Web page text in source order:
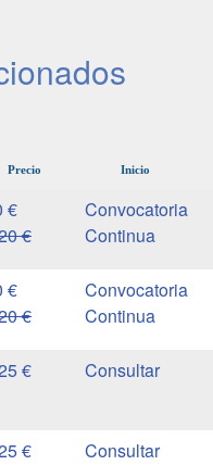
Precio Inicio
€
€
Convocatoria
Continua
€
€
Convocatoria
Continua
€
€